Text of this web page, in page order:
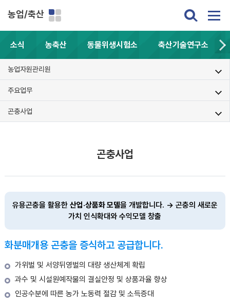
농업/축산
소식 농축산 동물위생시험소 축산기술연구소
농업자원관리원
주요업무
곤충사업
곤충사업
유용곤충을 활용한 산업·상품화 모델을 개발합니다. → 곤충의 새로운
가치 인식확대와 수익모델 창출
화분매개용 곤충을 증식하고 공급합니다.
가위벌 및 서양뒤영벌의 대량 생산체계 확립
과수 및 시설원예작물의 결실안정 및 상품과율 향상
인공수분에 따른 농가 노동력 절감 및 소득증대